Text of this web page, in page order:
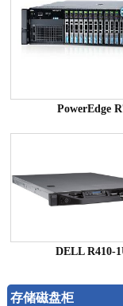
PowerEdge
DELL R410-
存储磁盘柜